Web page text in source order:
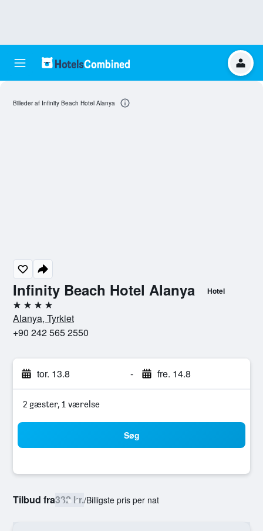
Infinity Beach Hotel Alanya Hotel
4 stjerner
Alanya, Tyrkiet
+90 242 565 2550
tor. 13.8 - fre. 14.8
2 gæster, 1 værelse
Søg
Tilbud fra332 kr./Billigste pris per nat
Billeder af Infinity Beach Hotel Alanya